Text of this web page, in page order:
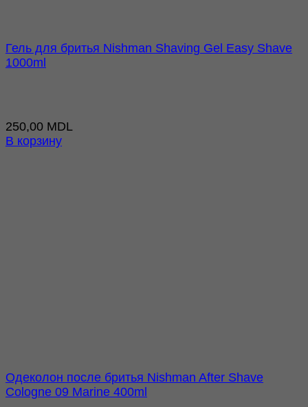
Гель для бритья Nishman Shaving Gel Easy Shave
1000ml
250,00 MDL
В корзину
Одеколон после бритья Nishman After Shave
Cologne 09 Marine 400ml